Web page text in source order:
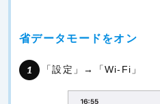
省データモードをオン
「設定」→「Wi-Fi」